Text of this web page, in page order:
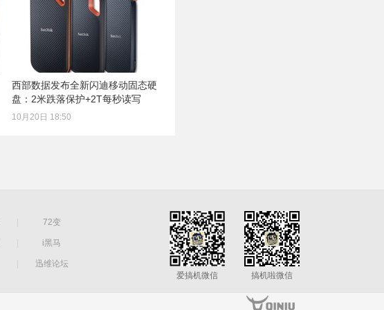
西部数据发布全新闪迪移动固态硬
盘：2米跌落保护+2T每秒读写
10月20日 18:50
72变
i黑马
迅维论坛
爱搞机微信
搞机啦微信